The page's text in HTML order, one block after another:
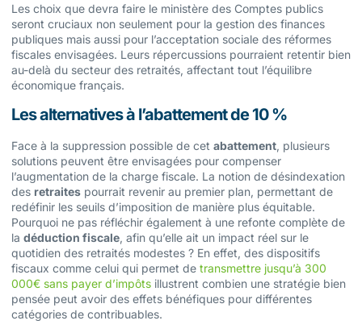
Les choix que devra faire le ministère des Comptes publics
seront cruciaux non seulement pour la gestion des finances
publiques mais aussi pour l’acceptation sociale des réformes
fiscales envisagées. Leurs répercussions pourraient retentir bien
au-delà du secteur des retraités, affectant tout l’équilibre
économique français.
Les alternatives à l’abattement de 10 %
Face à la suppression possible de cet abattement, plusieurs
solutions peuvent être envisagées pour compenser
l’augmentation de la charge fiscale. La notion de désindexation
des retraites pourrait revenir au premier plan, permettant de
redéfinir les seuils d’imposition de manière plus équitable.
Pourquoi ne pas réfléchir également à une refonte complète de
la déduction fiscale, afin qu’elle ait un impact réel sur le
quotidien des retraités modestes ? En effet, des dispositifs
fiscaux comme celui qui permet de transmettre jusqu’à 300
000€ sans payer d’impôts illustrent combien une stratégie bien
pensée peut avoir des effets bénéfiques pour différentes
catégories de contribuables.